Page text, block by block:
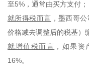
至5%，通常由买方支付；
就所得税而言 ，墨西哥
价格减去调整后的税基）
就增值税而言 ，如果
16%。